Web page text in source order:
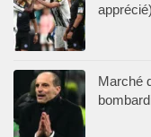
Marché